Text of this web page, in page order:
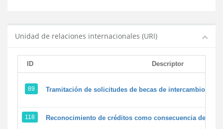
Unidad de relaciones internacionales (URI)
ID Descriptor
89 Tramitación de solicitudes de becas de intercambio
118 Reconocimiento de créditos como consecuencia de un